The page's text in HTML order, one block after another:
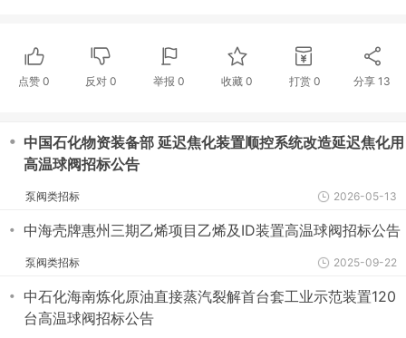
点赞 0 反对0 举报 0 收藏 0 打赏 0 分享13
・ 中国石化物资装备部 延迟焦化装置顺控系统改造延迟焦化用
高温球阀招标公告
泵阀类招标 2026-05-13
・ 中海壳牌惠州三期乙烯项目乙烯及ID装置高温球阀招标公告
泵阀类招标 2025-09-22
・ 中石化海南炼化原油直接蒸汽裂解首台套工业示范装置120
台高温球阀招标公告